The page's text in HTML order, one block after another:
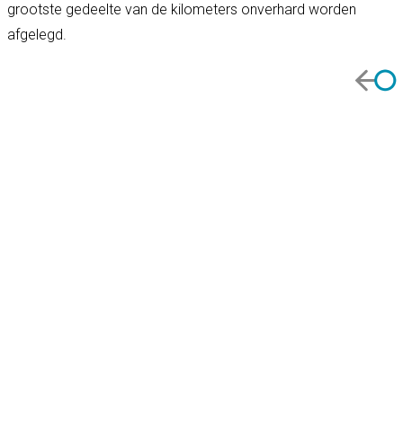
grootste gedeelte van de kilometers onverhard worden
afgelegd.